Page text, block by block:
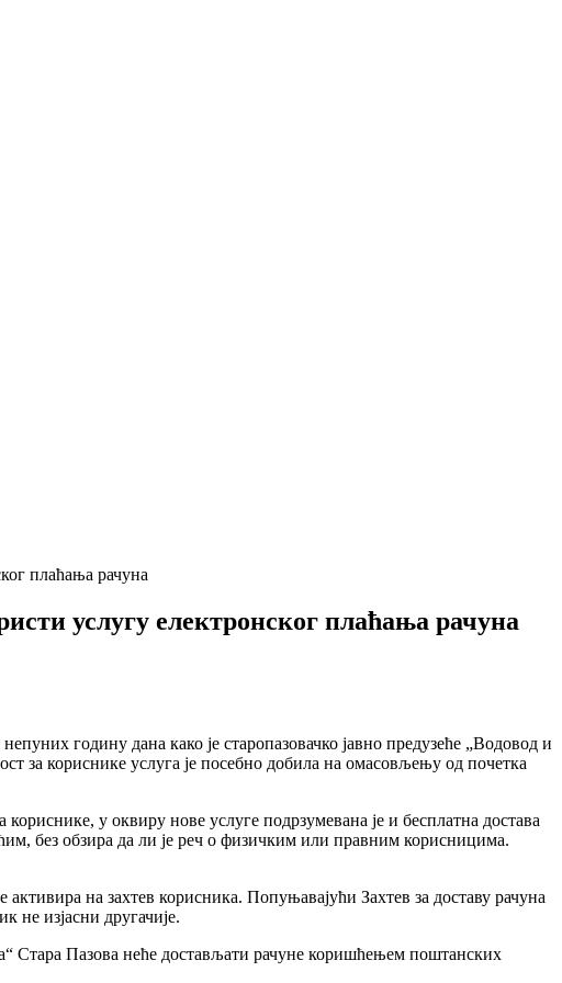
плаћања рачуна
услугу електронског плаћања рачуна
годину дана како је старопазовачко јавно предузеће „Водовод и
за кориснике услуга је посебно добила на омасовљењу од почетка
у оквиру нове услуге подрзумевана је и бесплатна достава
без обзира да ли је реч о физичким или правним корисницима.
на захтев корисника. Попуњавајући Захтев за доставу рачуна
не изјасни другачије.
Стара Пазова неће достављати рачуне коришћењем поштанских